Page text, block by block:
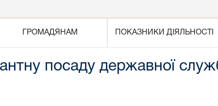
ГРОМАДЯНАМ ПОКАЗНИКИ ДІЯЛЬНОСТІ
посаду державної